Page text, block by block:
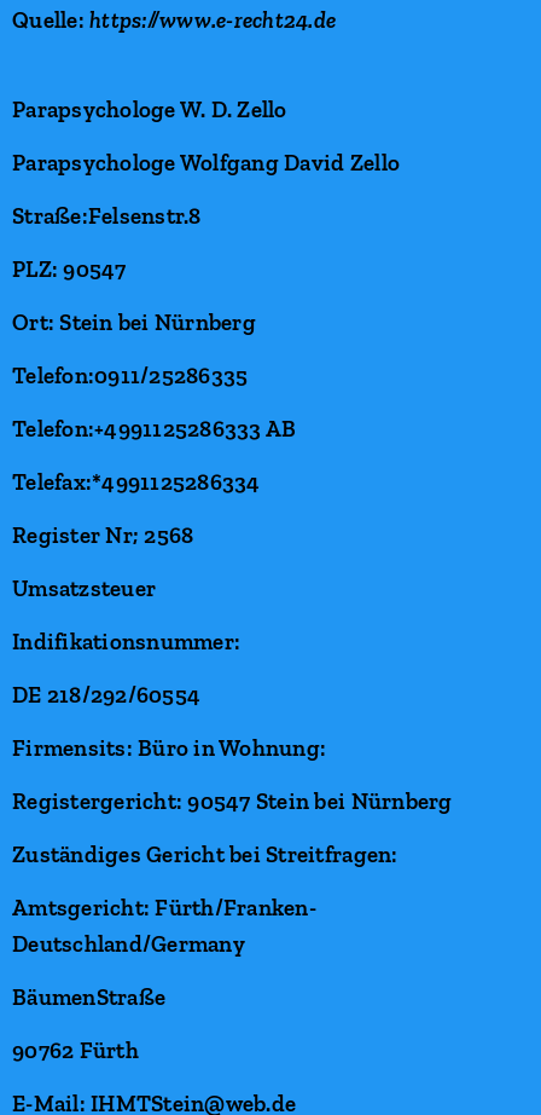
Quelle:https://www.e-recht24.de
Parapsychologe W. D. Zello
Parapsychologe Wolfgang David Zello
Straße:Felsenstr.8
PLZ: 90547
Ort: Stein bei Nürnberg
Telefon:0911/25286335
Telefon:+4991125286333 AB
Telefax:*4991125286334
Register Nr; 2568
Umsatzsteuer
Indifikationsnummer:
DE 218/292/60554
Firmensits: Büro in Wohnung:
Registergericht: 90547 Stein bei Nürnberg
Zuständiges Gericht bei Streitfragen:
Amtsgericht: Fürth/Franken-
Deutschland/Germany
BäumenStraße
90762 Fürth
E-Mail: IHMTStein@web.de